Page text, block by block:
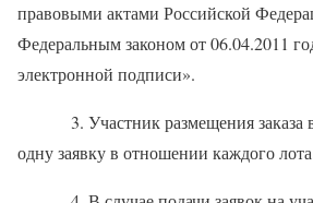
правовыми актами Российской
Федеральным законом от 06.04.2011
электронной подписи».
3. Участник размещения заказа
одну заявку в отношении каждого